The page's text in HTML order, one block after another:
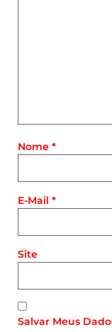
Nome *
E-Mail *
Site
Salvar Meus